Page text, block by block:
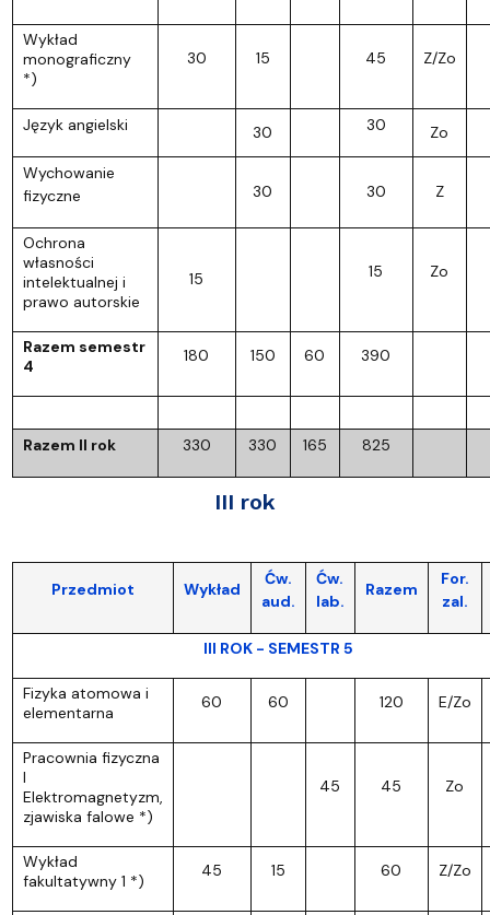
Wykład
monograficzny
*)
30 15 45 Z/Zo
Język angielski 30 30 Zo
Wychowanie
fizyczne
30 30 Z
Ochrona
własności
intelektualnej i
prawo autorskie
15 15 Zo
Razem semestr
4
180 150 60 390
Razem II rok 330 330 165 825
III rok
Przedmiot Wykład
Ćw.
aud.
Ćw.
lab.
Razem
For.
zal.
III ROK - SEMESTR 5
Fizyka atomowa i
elementarna
60 60 120 E/Zo
Pracownia fizyczna
I
Elektromagnetyzm,
zjawiska falowe *)
45 45 Zo
Wykład
fakultatywny 1 *)
45 15 60 Z/Zo